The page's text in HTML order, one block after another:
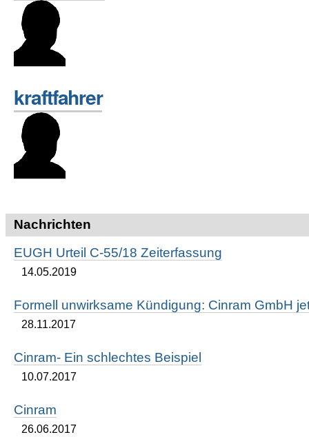
kraftfahrer
Nachrichten
EUGH Urteil C-55/18 Zeiterfassung
14.05.2019
Formell unwirksame Kündigung: Cinram GmbH
28.11.2017
Cinram- Ein schlechtes Beispiel
10.07.2017
Cinram
26.06.2017